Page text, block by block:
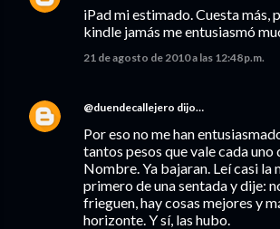
iPad mi estimado. Cuesta más,
kindle jamás me entusiasmó
21 de agosto de 2010 a las 12:48 p.m.
@duendecallejero dijo…
Por eso no me han
tantos pesos que vale cada uno
Nombre. Ya bajaran. Leí casi la
primero de una sentada y dije:
frieguen, hay cosas mejores y
horizonte. Y sí, las hubo.